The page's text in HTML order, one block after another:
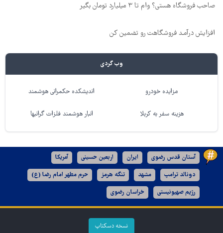
صاحب فروشگاه هستی؟ وام تا ۳ میلیارد تومان بگیر
افزایش درآمـد فروشگاهت رو تضمین کن
وب گردی
مزایده خودرو اندیشکده حکمرانی هوشمند
هزینه سفر به کربلا انبار هوشمند فلزات گرانبها
آستان قدس رضوی ایران اربعین حسینی آمریکا
دونالد ترامپ مشهد تنگه هرمز حرم مطهر امام رضا (ع)
رژیم صهیونیستی خراسان رضوی
نسخه دسکتاپ